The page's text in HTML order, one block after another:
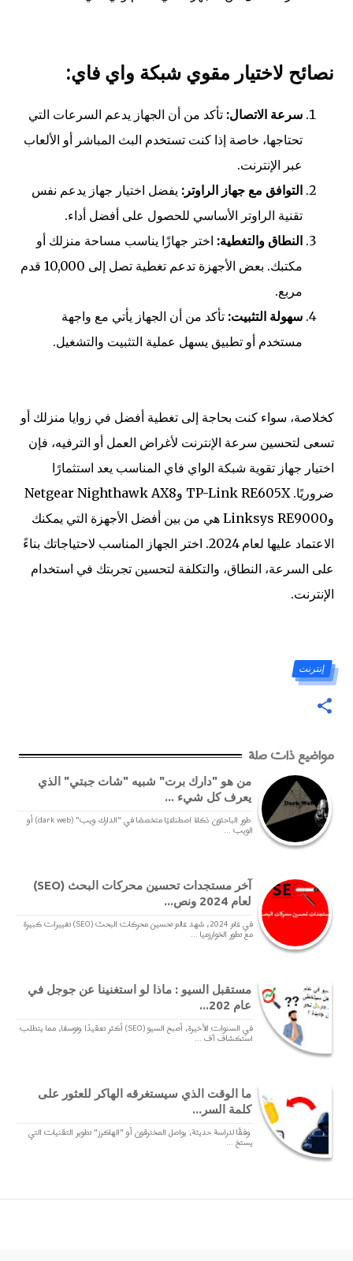
نصائح لاختيار مقوي شبكة واي فاي:
سرعة الاتصال: تأكد من أن الجهاز يدعم السرعات التي
تحتاجها، خاصة إذا كنت تستخدم البث المباشر أو الألعاب
عبر الإنترنت.
التوافق مع جهاز الراوتر: يفضل اختيار جهاز يدعم نفس
تقنية الراوتر الأساسي للحصول على أفضل أداء.
النطاق والتغطية: اختر جهازًا يناسب مساحة منزلك أو
مكتبك. بعض الأجهزة تدعم تغطية تصل إلى 10,000 قدم
مربع.
سهولة التثبيت: تأكد من أن الجهاز يأتي مع واجهة
مستخدم أو تطبيق يسهل عملية التثبيت والتشغيل.
كخلاصة، سواء كنت بحاجة إلى تغطية أفضل في زوايا منزلك أو
تسعى لتحسين سرعة الإنترنت لأغراض العمل أو الترفيه، فإن
اختيار جهاز تقوية شبكة الواي فاي المناسب يعد استثمارًا
ضروريًا. TP-Link RE605X وNetgear Nighthawk AX8
وLinksys RE9000 هي من بين أفضل الأجهزة التي يمكنك
الاعتماد عليها لعام 2024. اختر الجهاز المناسب لاحتياجاتك بناءً
على السرعة، النطاق، والتكلفة لتحسين تجربتك في استخدام
الإنترنت.
إنترنت
مواضيع ذات صلة
من هو "دارك برت" شبيه "شات جبتي" الذي
يعرف كل شيء ...
طور الباحثون ذكاءً اصطناعيًا متخصصًا في "الدارك ويب" (dark web) أو
الويب ...
آخر مستجدات تحسين محركات البحث (SEO)
لعام 2024 ونص...
في عام 2024، شهد عالم تحسين محركات البحث (SEO) تغييرات كبيرة
مع تطور الخوارزميا ...
مستقبل السيو : ماذا لو استغنينا عن جوجل في
عام 202...
في السنوات الأخيرة، أصبح السيو (SEO) أكثر تعقيدًا وتوسعًا، مما يتطلب
استكشاف آف ...
ما الوقت الذي سيستغرقه الهاكر للعثور على
كلمة السر...
وفقًا لدراسة حديثة، يواصل المخترقون أو "الهاكرز" تطوير التقنيات التي
يستخ ...